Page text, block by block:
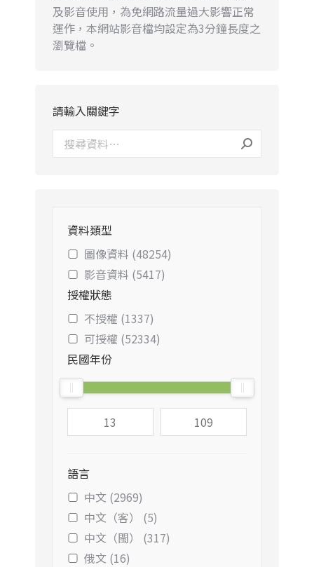
及影音使用，為免網路流量過大影響正常
運作，本網站影音檔均設定為3分鐘長度之
瀏覽檔。
請輸入關鍵字
資料類型
圖像資料 (48254)
影音資料 (5417)
授權狀態
不授權 (1337)
可授權 (52334)
民國年份
語言
中文 (2969)
中文（客） (5)
中文（閩） (317)
俄文 (16)